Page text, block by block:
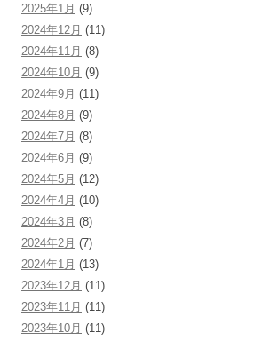
2025年1月 (9)
2024年12月 (11)
2024年11月 (8)
2024年10月 (9)
2024年9月 (11)
2024年8月 (9)
2024年7月 (8)
2024年6月 (9)
2024年5月 (12)
2024年4月 (10)
2024年3月 (8)
2024年2月 (7)
2024年1月 (13)
2023年12月 (11)
2023年11月 (11)
2023年10月 (11)